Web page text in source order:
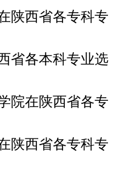
陕西省各专科专
省各本科专业选
院在陕西省各专
陕西省各专科专